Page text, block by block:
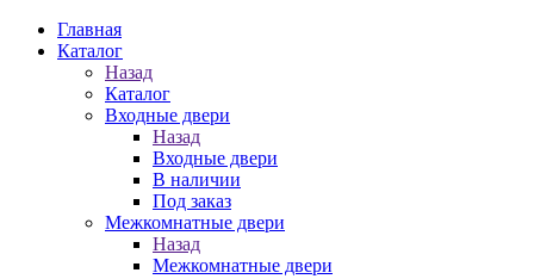
Главная
Каталог
Назад
Каталог
Входные двери
Назад
Входные двери
В наличии
Под заказ
Межкомнатные двери
Назад
Межкомнатные двери